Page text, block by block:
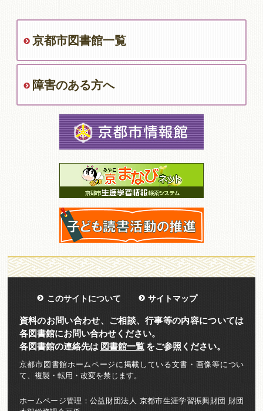
京都市図書館一覧
障害のある方へ
このサイトについて サイトマップ
資料のお問い合わせ、ご相談、行事等の内容については
各図書館にお問い合わせください。
各図書館の連絡先は 図書館一覧をご参照ください。
京都市図書館ホームページに掲載している文書・画像等につい
て、複製・転用・改変を禁じます。
ホームページ管理：公益財団法人 京都市生涯学習振興財団 財団